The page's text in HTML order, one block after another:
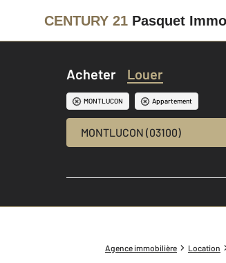
CENTURY 21 Pasquet
Acheter Louer
MONTLUCON Appartement
MONTLUCON (03100)
Agence immobilière Location